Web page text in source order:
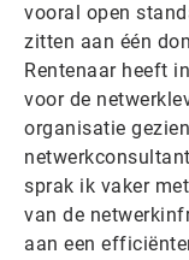
vooral open
zitten aan één
Rentenaar heeft
voor de
organisatie
sprak ik vaker
van de
aan een